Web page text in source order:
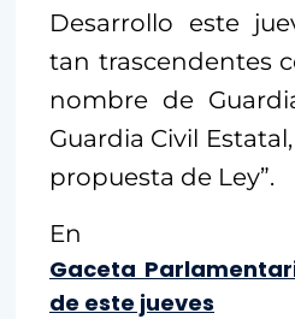
Desarrollo este
tan trascendentes
nombre de
Guardia Civil
propuesta de Ley”.
Gaceta
de este jueves